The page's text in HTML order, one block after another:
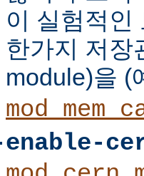
이 실험적인
한가지 저장
module)을 (